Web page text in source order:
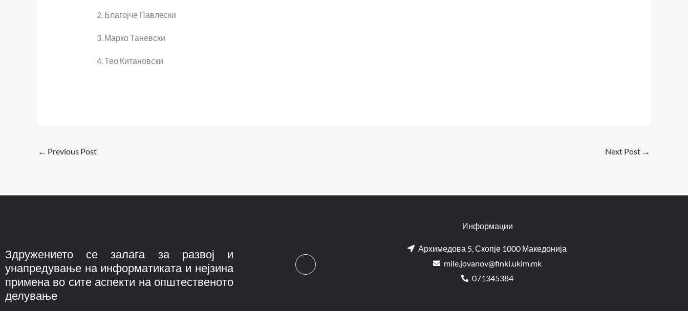
2. Благојче Павлески
3. Марко Таневски
4. Тео Китановски
← Previous Post Next Post →
Здружението се залага за развој и
унапредување на информатиката и нејзина
примена во сите аспекти на општественото
делување
Информации
Архимедова 5, Скопје 1000 Македонија
mile.jovanov@finki.ukim.mk​
071345384